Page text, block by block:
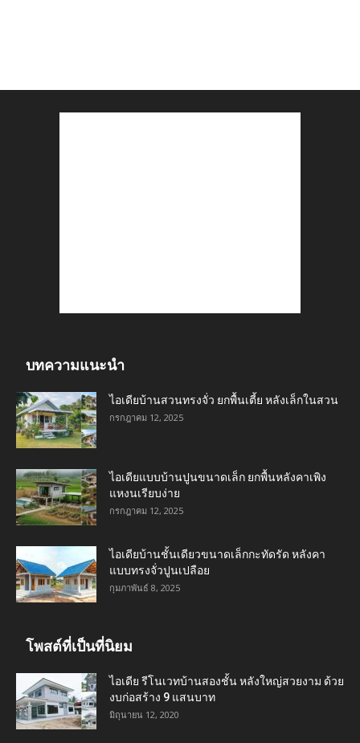
บทความแนะนำ
ไอเดียบ้านสวนทรงจั่ว ยกพื้นเตี้ย หลังเล็กในสวน
กรกฎาคม 12, 2025
ไอเดียแบบบ้านปูนขนาดเล็ก ยกพื้นหลังคาเพิง
แหงนเรียบง่าย
กรกฎาคม 12, 2025
ไอเดียบ้านชั้นเดียวขนาดเล็กกะทัดรัด หลังคา
แบบทรงจั่วปูนเปลือย
กุมภาพันธ์ 8, 2025
โพสต์ที่เป็นที่นิยม
ไอเดีย รีโนเวทบ้านสองชั้น หลังใหญ่สวยงาม ด้วย
งบก่อสร้าง 9 แสนบาท
มิถุนายน 12, 2020